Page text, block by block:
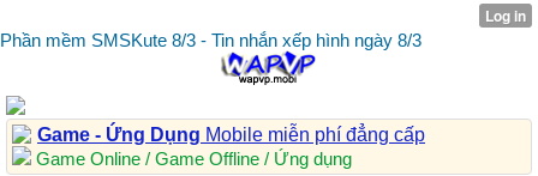
Phần mềm SMSKute 8/3 - Tin nhắn xếp hình ngày 8/3
Game - Ứng Dụng Mobile miễn phí đẳng cấp
Game Online / Game Offline / Ứng dụng